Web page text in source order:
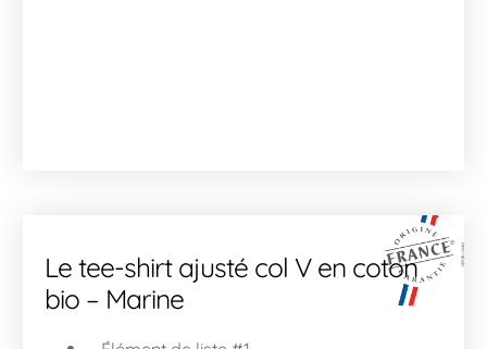
Le tee-shirt ajusté col V en coton
bio – Marine